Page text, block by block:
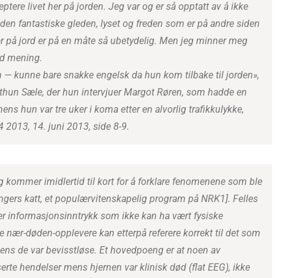
livet her på jorden. Jeg var og er så opptatt av å ikke
fantastiske gleden, lyset og freden som er på andre siden
på jord er på en måte så ubetydelig. Men jeg minner meg
mening.
— kunne bare snakke engelsk da hun kom tilbake til jorden»,
Sæle, der hun intervjuer Margot Røren, som hadde en
hun var tre uker i koma etter en alvorlig trafikkulykke,
2013, 14. juni 2013, side 8-9.
kommer imidlertid til kort for å forklare fenomenene som ble
katt, et populærvitenskapelig program på NRK1]. Felles
informasjonsinntrykk som ikke kan ha vært fysiske
nær-døden-opplevere kan etterpå referere korrekt til det som
de var bevisstløse. Et hovedpoeng er at noen av
hendelser mens hjernen var klinisk død (flat EEG), ikke